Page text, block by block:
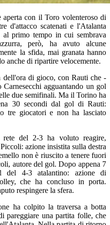
con il Toro volenteroso di
d'attacco scatenati e l'Atalanta
primo tempo in cui sembrava
però, ha avuto alcune
la sfida, mai granata hanno
anche di ripartire velocemente.
di gioco, con Rauti che -
agguantando un gol
due semifinali. Ma il Torino ha
30 secondi dal gol di Rauti:
tre giocatori e non ha lasciato
del 2-3 ha voluto reagire,
azione insistita sulla destra
non è riuscito a tenere fuori
autore del gol. Dopo appena 7
4-3 atalantino: azione di
che ha concluso in porta.
respingere la sfera.
ha colpito la traversa a botta
pareggiare una partita folle, che